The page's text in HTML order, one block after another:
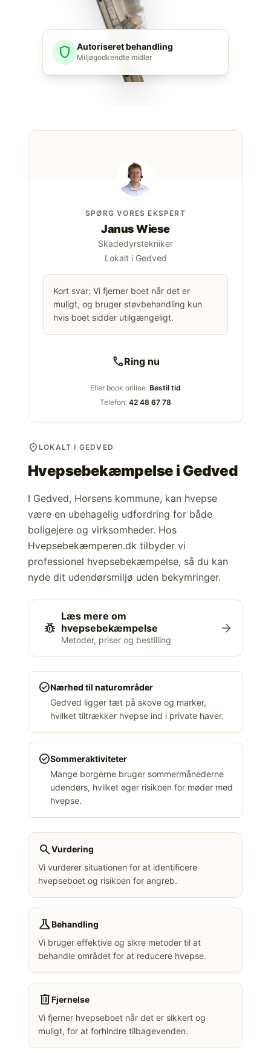
shield Autoriseret behandling
Miljøgodkendte midler
SPØRG VORES EKSPERT
Janus Wiese
Skadedyrstekniker
Lokalt i Gedved
Kort svar: Vi fjerner boet når det er
muligt, og bruger støvbehandling kun
hvis boet sidder utilgængeligt.
callRing nu
Eller book online: Bestil tid
Telefon: 42 48 67 78
location_on LOKALT I GEDVED
Hvepsebekæmpelse i Gedved
I Gedved, Horsens kommune, kan hvepse
være en ubehagelig udfordring for både
boligejere og virksomheder. Hos
Hvepsebekæmperen.dk tilbyder vi
professionel hvepsebekæmpelse, så du kan
nyde dit udendørsmiljø uden bekymringer.
pest_control
Læs mere om
hvepsebekæmpelse
Metoder, priser og bestilling
arrow_forward
check_circleNærhed til naturområder
Gedved ligger tæt på skove og marker,
hvilket tiltrækker hvepse ind i private haver.
check_circleSommeraktiviteter
Mange borgerne bruger sommermånederne
udendørs, hvilket øger risikoen for møder med
hvepse.
searchVurdering
Vi vurderer situationen for at identificere
hvepseboet og risikoen for angreb.
scienceBehandling
Vi bruger effektive og sikre metoder til at
behandle området for at reducere hvepse.
deleteFjernelse
Vi fjerner hvepseboet når det er sikkert og
muligt, for at forhindre tilbagevenden.